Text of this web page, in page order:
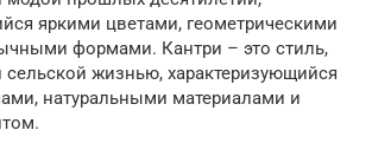
яркими цветами, геометрическими
формами. Кантри – это стиль,
жизнью, характеризующийся
натуральными материалами и